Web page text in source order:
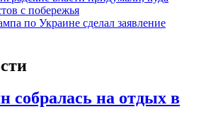
с побережья
по Украине сделал заявление
собралась на отдых в